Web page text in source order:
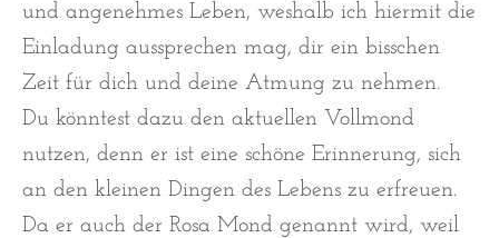
und angenehmes Leben, weshalb ich hiermit die
Einladung aussprechen mag, dir ein bisschen
Zeit für dich und deine Atmung zu nehmen.
Du könntest dazu den aktuellen Vollmond
nutzen, denn er ist eine schöne Erinnerung, sich
an den kleinen Dingen des Lebens zu erfreuen.
Da er auch der Rosa Mond genannt wird, weil